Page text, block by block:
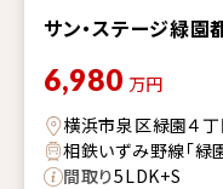
サン・ステージ緑
6,980 万円
横浜市泉区緑園４丁
相鉄いずみ野線「
間取り5LDK+S